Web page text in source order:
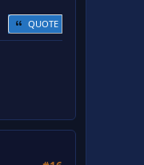
QUOTE